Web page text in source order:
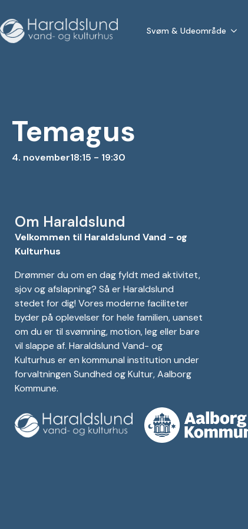
Svøm & Udeområde
Temagus
4. november18:15 - 19:30
Om Haraldslund
Velkommen til Haraldslund Vand - og
Kulturhus
Drømmer du om en dag fyldt med aktivitet,
sjov og afslapning? Så er Haraldslund
stedet for dig! Vores moderne faciliteter
byder på oplevelser for hele familien, uanset
om du er til svømning, motion, leg eller bare
vil slappe af. Haraldslund Vand- og
Kulturhus er en kommunal institution under
forvaltningen Sundhed og Kultur, Aalborg
Kommune.